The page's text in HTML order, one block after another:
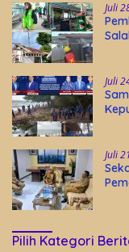
Juli
Juli
Juli
Pilih Kategori